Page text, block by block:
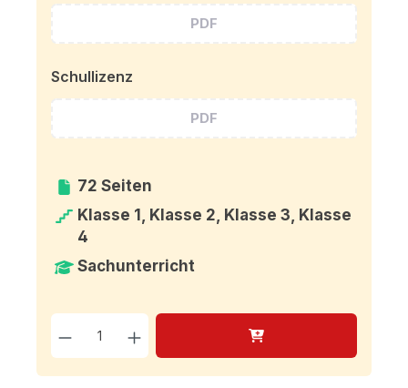
PDF
Schullizenz
PDF
72 Seiten
Klasse 1, Klasse 2, Klasse 3, Klasse
4
Sachunterricht
Produkt Anzahl: Gib den